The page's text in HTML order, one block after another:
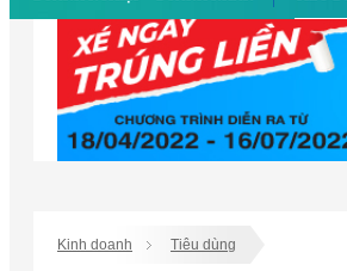
Kinh doanh Tiêu dùng